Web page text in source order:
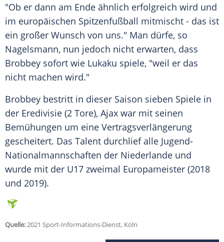
"Ob er dann am Ende ähnlich erfolgreich wird und
im europäischen Spitzenfußball mitmischt - das ist
ein großer Wunsch von uns." Man dürfe, so
Nagelsmann, nun jedoch nicht erwarten, dass
Brobbey sofort wie Lukaku spiele, "weil er das
nicht machen wird."
Brobbey bestritt in dieser Saison sieben Spiele in
der Eredivisie (2 Tore), Ajax war mit seinen
Bemühungen um eine Vertragsverlängerung
gescheitert. Das Talent durchlief alle Jugend-
Nationalmannschaften der Niederlande und
wurde mit der U17 zweimal Europameister (2018
und 2019).
Quelle:2021 Sport-Informations-Dienst, Köln